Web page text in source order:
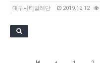
대구시티발레단 2019.12.12